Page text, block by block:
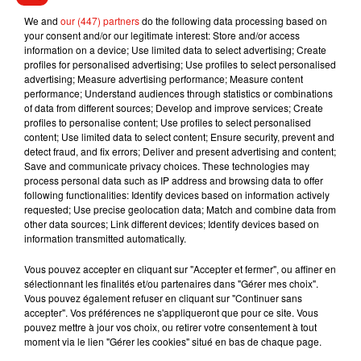
assez appuyé pour serrer le harnais au niveau du
thorax. Après cet incident qui a causé plus de peur que de
mal, les
forains assurent qu’ils vont redoubler de vigilance.
Musique
7 août 2026
RÜFÜS DU SOL annonce un nouvel
album après sa tournée mondiale
7 août 2026
Angèle et Amélie Lens dévoilent leur
collaboration tant attendue
We and our (447) partnersdo the following data processing based on
your consent and/or our legitimate interest: Store and/or access
information on a device; Use limited data to select advertising; Create
profiles for personalised advertising; Use profiles to select personalised
advertising; Measure advertising performance; Measure content
performance; Understand audiences through statistics or combinations
of data from different sources; Develop and improve services; Create
profiles to personalise content; Use profiles to select personalised
content; Use limited data to select content; Ensure security, prevent and
detect fraud, and fix errors; Deliver and present advertising and content;
Save and communicate privacy choices. These technologies may
process personal data such as IP address and browsing data to offer
following functionalities: Identify devices based on information actively
requested; Use precise geolocation data; Match and combine data from
other data sources; Link different devices; Identify devices based on
information transmitted automatically.
Vous pouvez accepter en cliquant sur "Accepter et fermer", ou affiner en
sélectionnant les finalités et/ou partenaires dans "Gérer mes choix".
Vous pouvez également refuser en cliquant sur "Continuer sans
accepter". Vos préférences ne s'appliqueront que pour ce site. Vous
pouvez mettre à jour vos choix, ou retirer votre consentement à tout
moment via le lien "Gérer les cookies" situé en bas de chaque page.